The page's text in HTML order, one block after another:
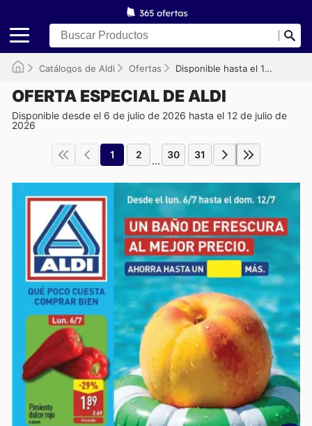
Catálogos de Aldi Ofertas Disponible hasta el 12/07/2026
OFERTA ESPECIAL DE ALDI
Disponible desde el 6 de julio de 2026 hasta el 12 de julio de
2026
1 2 ... 30 31